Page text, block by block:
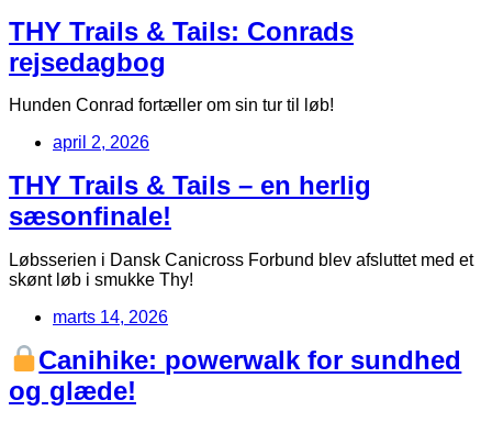
THY Trails & Tails: Conrads
rejsedagbog
Hunden Conrad fortæller om sin tur til løb!
april 2, 2026
THY Trails & Tails – en herlig
sæsonfinale!
Løbsserien i Dansk Canicross Forbund blev afsluttet med et
skønt løb i smukke Thy!
marts 14, 2026
Canihike: powerwalk for sundhed
og glæde!